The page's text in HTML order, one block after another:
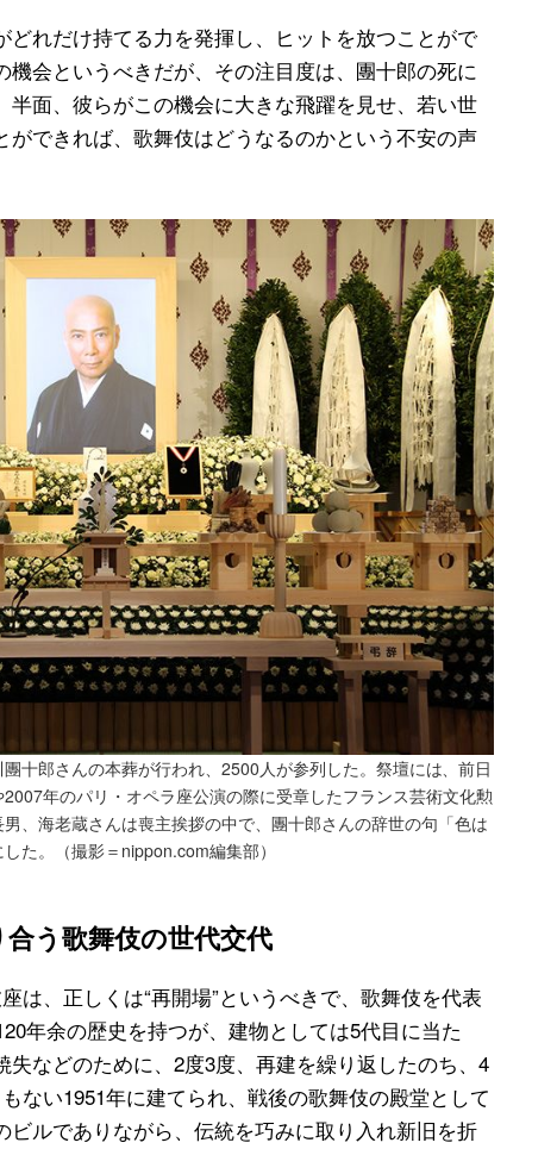
どれだけ持てる力を発揮し、ヒットを放つことがで
機会というべきだが、その注目度は、團十郎の死に
半面、彼らがこの機会に大きな飛躍を見せ、若い世
できれば、歌舞伎はどうなるのかという不安の声
十郎さんの本葬が行われ、2500人が参列した。祭壇には、前日
年のパリ・オペラ座公演の際に受章したフランス芸術文化勲
、海老蔵さんは喪主挨拶の中で、團十郎さんの辞世の句「色は
。（撮影＝nippon.com編集部）
う歌舞伎の世代交代
は、正しくは“再開場”というべきで、歌舞伎を代表
年余の歴史を持つが、建物としては5代目に当た
などのために、2度3度、再建を繰り返したのち、4
ない1951年に建てられ、戦後の歌舞伎の殿堂として
ルでありながら、伝統を巧みに取り入れ新旧を折